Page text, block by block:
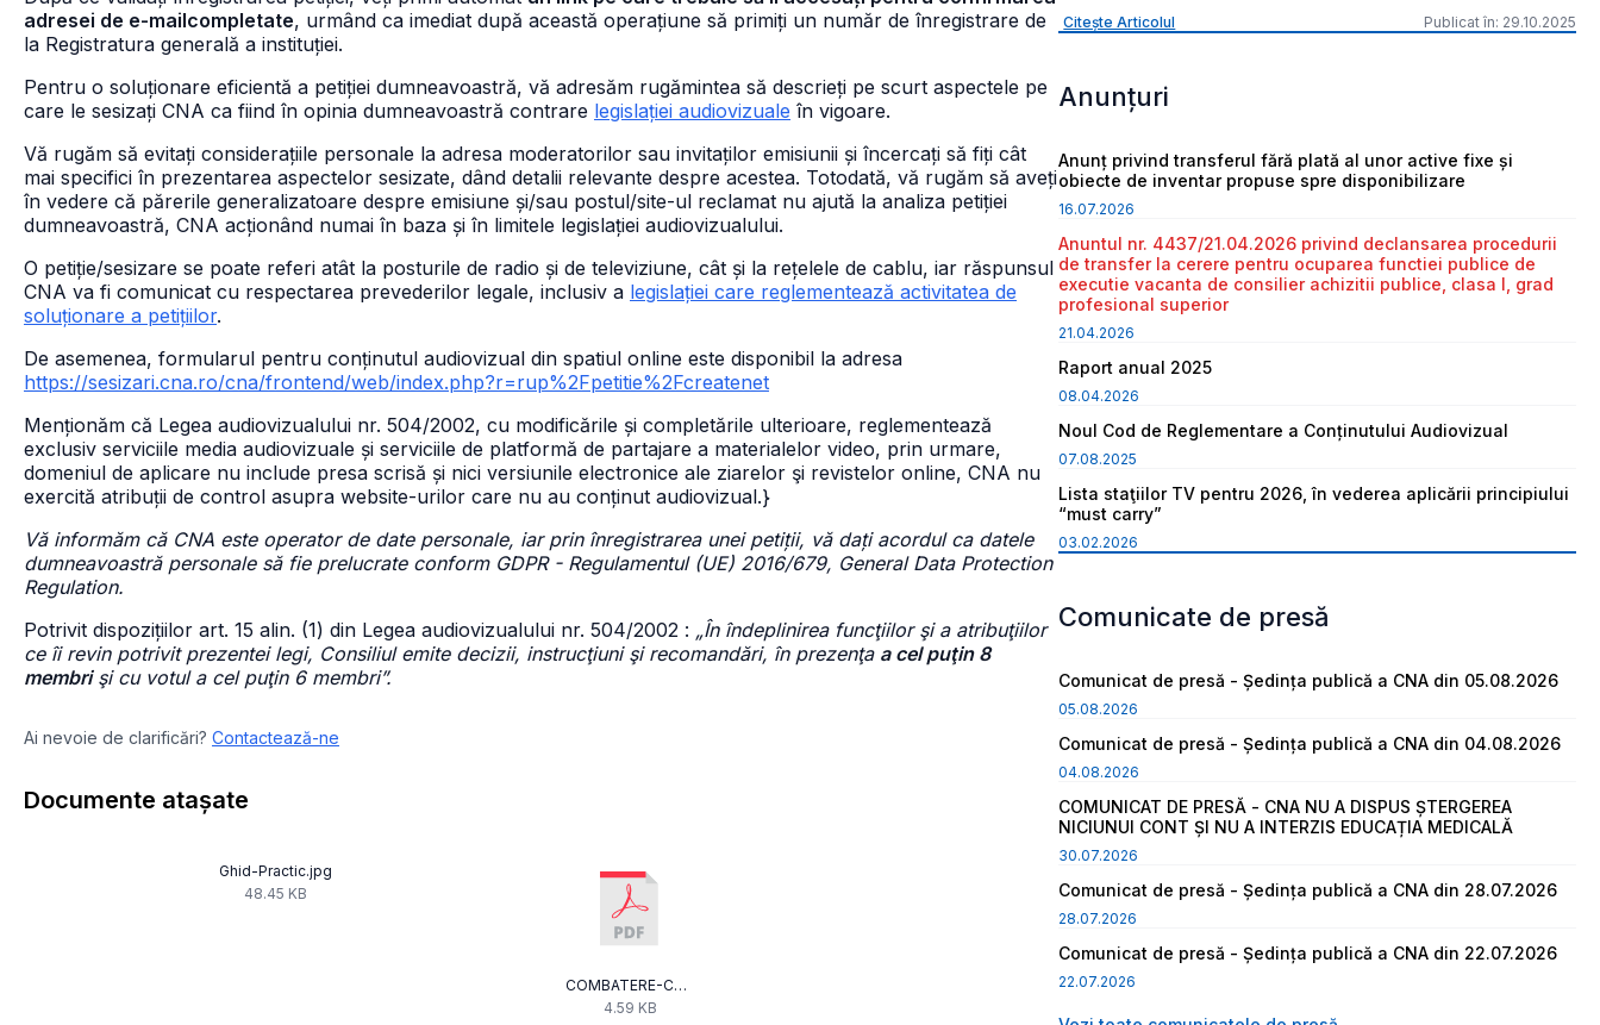
adresei de e-mailcompletate, urmând ca imediat după această operațiune să primiți un număr de înregistrare de
la Registratura generală a instituției.
Pentru o soluționare eficientă a petiției dumneavoastră, vă adresăm rugămintea să descrieți pe scurt aspectele pe
care le sesizați CNA ca fiind în opinia dumneavoastră contrare legislației audiovizuale în vigoare.
Vă rugăm să evitați considerațiile personale la adresa moderatorilor sau invitaților emisiunii și încercați să fiți cât
mai specifici în prezentarea aspectelor sesizate, dând detalii relevante despre acestea. Totodată, vă rugăm să aveți
în vedere că părerile generalizatoare despre emisiune și/sau postul/site-ul reclamat nu ajută la analiza petiției
dumneavoastră, CNA acționând numai în baza și în limitele legislației audiovizualului.
O petiție/sesizare se poate referi atât la posturile de radio și de televiziune, cât și la rețelele de cablu, iar răspunsul
CNA va fi comunicat cu respectarea prevederilor legale, inclusiv a legislației care reglementează activitatea de
soluționare a petițiilor.
De asemenea, formularul pentru conținutul audiovizual din spatiul online este disponibil la adresa
https://sesizari.cna.ro/cna/frontend/web/index.php?r=rup%2Fpetitie%2Fcreatenet
Menționăm că Legea audiovizualului nr. 504/2002, cu modificările și completările ulterioare, reglementează
exclusiv serviciile media audiovizuale și serviciile de platformă de partajare a materialelor video, prin urmare,
domeniul de aplicare nu include presa scrisă și nici versiunile electronice ale ziarelor şi revistelor online, CNA nu
exercită atribuții de control asupra website-urilor care nu au conținut audiovizual.}
Vă informăm că CNA este operator de date personale, iar prin înregistrarea unei petiții, vă dați acordul ca datele
dumneavoastră personale să fie prelucrate conform GDPR - Regulamentul (UE) 2016/679, General Data Protection
Regulation.
Potrivit dispozițiilor art. 15 alin. (1) din Legea audiovizualului nr. 504/2002 : „În îndeplinirea funcţiilor şi a atribuţiilor
ce îi revin potrivit prezentei legi, Consiliul emite decizii, instrucţiuni şi recomandări, în prezenţa a cel puţin 8
membrişi cu votul a cel puţin 6 membri”.
Ai nevoie de clarificări? Contactează-ne
Documente atașate
Ghid-Practic.jpg
48.45 KB
COMBATERE-CONT-ILEGAL-ONLINE-_GHID-_PRACTIC_CNA.pdf
4.59 KB
Citește Articolul Publicat în: 29.10.2025
Anunțuri
Anunț privind transferul fără plată al unor active fixe și
obiecte de inventar propuse spre disponibilizare
16.07.2026
Anuntul nr. 4437/21.04.2026 privind declansarea procedurii
de transfer la cerere pentru ocuparea functiei publice de
executie vacanta de consilier achizitii publice, clasa I, grad
profesional superior
21.04.2026
Raport anual 2025
08.04.2026
Noul Cod de Reglementare a Conținutului Audiovizual
07.08.2025
Lista staţiilor TV pentru 2026, în vederea aplicării principiului
“must carry”
03.02.2026
Comunicate de presă
Comunicat de presă - Ședința publică a CNA din 05.08.2026
05.08.2026
Comunicat de presă - Ședința publică a CNA din 04.08.2026
04.08.2026
COMUNICAT DE PRESĂ - CNA NU A DISPUS ȘTERGEREA
NICIUNUI CONT ȘI NU A INTERZIS EDUCAȚIA MEDICALĂ
30.07.2026
Comunicat de presă - Ședința publică a CNA din 28.07.2026
28.07.2026
Comunicat de presă - Ședința publică a CNA din 22.07.2026
22.07.2026